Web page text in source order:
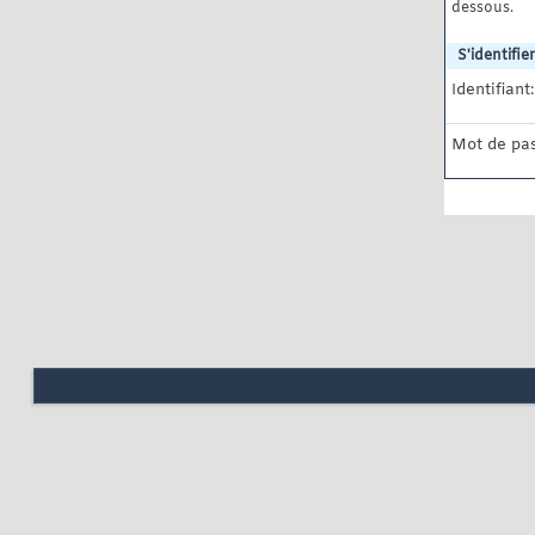
dessous.
S'identifier
Identifiant:
Mot de